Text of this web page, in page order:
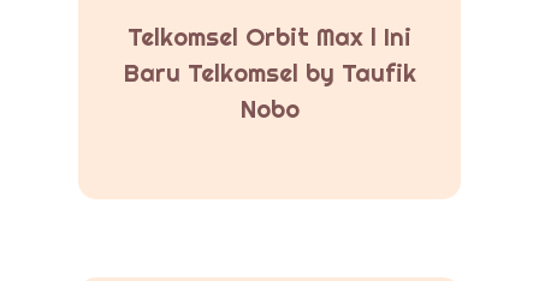
Telkomsel Orbit Max l Ini
Baru Telkomsel by Taufik
Nobo